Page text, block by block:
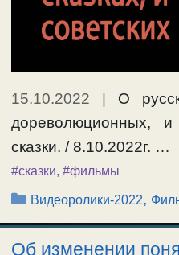
15.10.2022
О
дореволюционных, и
сказки. / 8.10.2022г. …
#сказки, #фильмы
Рубрики
Видеоролики-2022,
Об изменении